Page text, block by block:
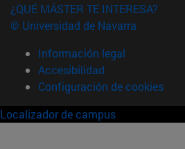
¿QUÉ MÁSTER TE INTERESA?
© Universidad de Navarra
Información legal
Accesibilidad
Configuración de cookies
Localizador de campus